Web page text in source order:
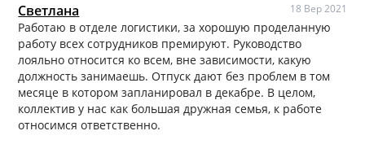
Светлана 18 Вер 2021
Работаю в отделе логистики, за хорошую проделанную
работу всех сотрудников премируют. Руководство
лояльно относится ко всем, вне зависимости, какую
должность занимаешь. Отпуск дают без проблем в том
месяце в котором запланировал в декабре. В целом,
коллектив у нас как большая дружная семья, к работе
относимся ответственно.